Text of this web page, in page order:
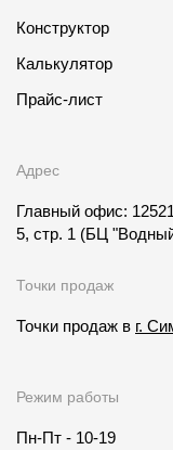
Конструктор
Калькулятор
Прайс-лист
Адрес
Главный офис:
5, стр. 1 (БЦ
Точки продаж
Точки продаж в г.
Режим работы
Пн-Пт - 10-19